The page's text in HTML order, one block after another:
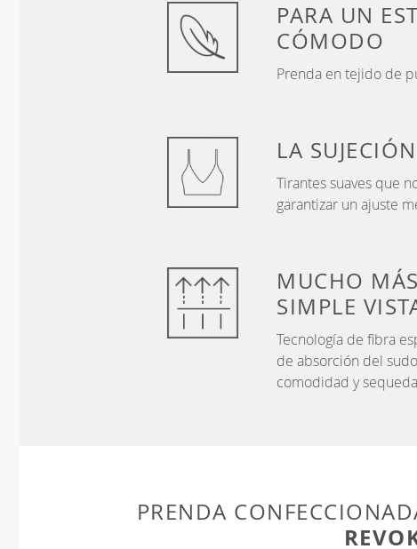
PARA UN
CÓMODO
Prenda en tejido de
LA
Tirantes suaves que
garantizar un ajuste
MUCHO
SIMPLE
Tecnología de fibra
de absorción del
comodidad y
PRENDA